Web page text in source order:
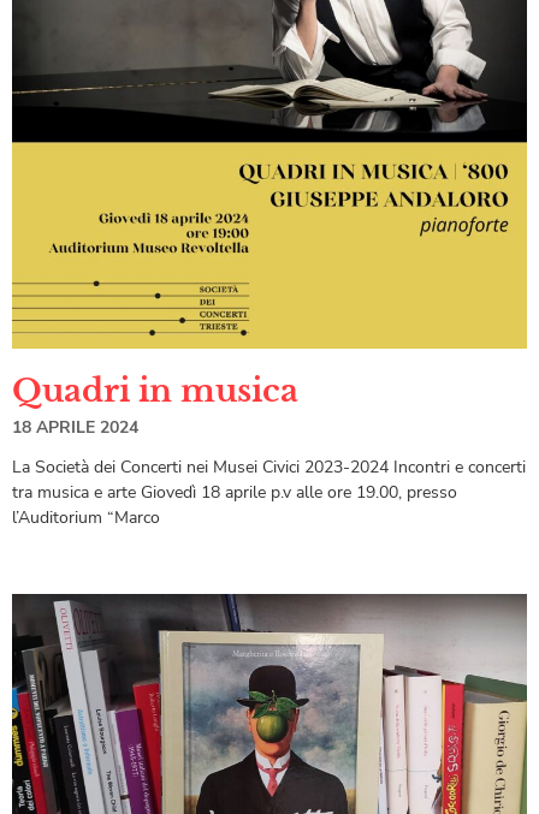
Quadri in musica
18 APRILE 2024
La Società dei Concerti nei Musei Civici 2023-2024 Incontri e concerti
tra musica e arte Giovedì 18 aprile p.v alle ore 19.00, presso
l’Auditorium “Marco